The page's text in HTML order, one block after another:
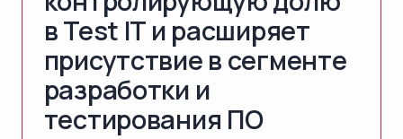
в Test IT и расширяет
присутствие в сегменте
разработки и
тестирования ПО